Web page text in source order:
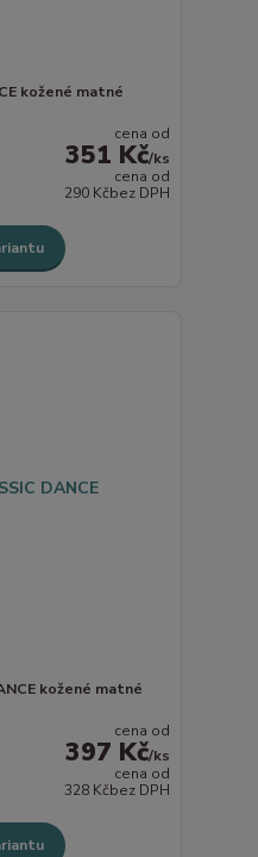
kožené matné
cena od
351 Kč/ks
cena od
290 Kčbez DPH
kožené matné
cena od
397 Kč/ks
cena od
328 Kčbez DPH